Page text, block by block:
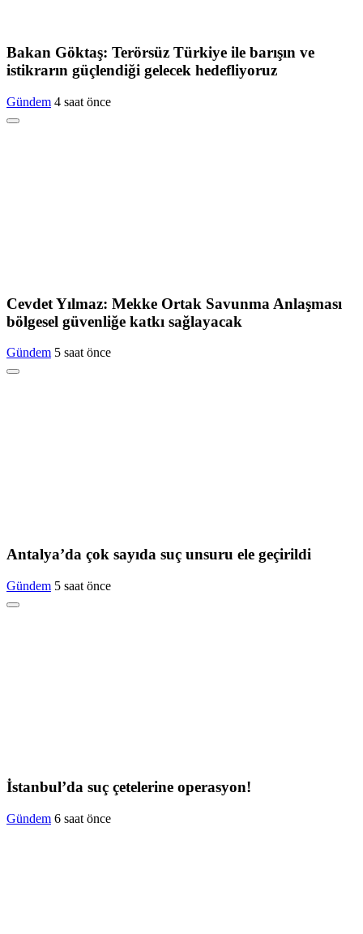
Bakan Göktaş: Terörsüz Türkiye ile barışın ve
istikrarın güçlendiği gelecek hedefliyoruz
Gündem 4 saat önce
Cevdet Yılmaz: Mekke Ortak Savunma Anlaşması
bölgesel güvenliğe katkı sağlayacak
Gündem 5 saat önce
Antalya’da çok sayıda suç unsuru ele geçirildi
Gündem 5 saat önce
İstanbul’da suç çetelerine operasyon!
Gündem 6 saat önce